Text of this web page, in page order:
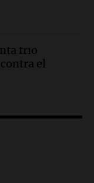
frío
el
sobre